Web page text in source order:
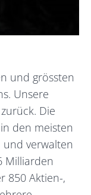
und grössten
Unsere
Die
den meisten
verwalten
Milliarden
850 Aktien-,